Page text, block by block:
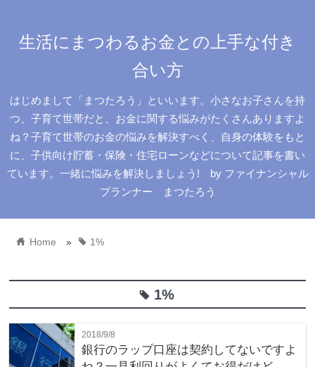
生活にまつわるお金との上手な付き
合い方
はじめまして「まつたろう」といいます。小さなお子さんを持
つ、子育て世帯だと、お金に関する悩みがたくさんありますよ
ね？子育て世帯のお金の悩みを解決すべく、自身の体験をもと
に、子供向け貯蓄・保険・住宅ローンなどについて記事を書い
ています。一緒に悩みを解決しましょう! by ファイナンシャル
プランナー まつたろう
home Home » tag 1%
tag 1%
2018/9/8
銀行のラップ口座は契約してないですよ